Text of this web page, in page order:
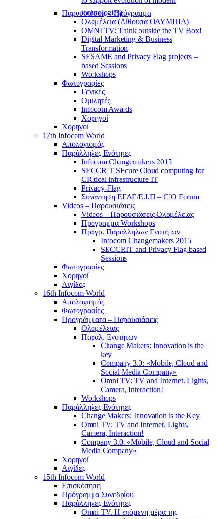
technologies)
Παρουσιάσεις – Πρόγραμμα
Ολομέλεια (Αίθουσα ΟΛΥΜΠΙΑ)
OMNI TV: Think outside the TV Box!
Digital Marketing & Business
Transformation
SESAME and Privacy Flag projects –
based Sessions
Workshops
Φωτογραφίες
Γενικές
Ομιλητές
Infocom Awards
Χορηγοί
Χορηγοί
17th Infocom World
Απολογισμός
Παράλληλες Ενότητες
Infocom Changemakers 2015
SECCRIT SEcure Cloud computing for
CRitical infrastructure IT
Privacy-Flag
Συνάντηση ΕΕΔΕ/Ε.Ι.Π – CIO Forum
Videos – Παρουσιάσεις
Videos – Παρουσιάσεις Ολομέλειας
Πρόγραμμα Workshops
Προγρ. Παράλληλων Ενοτήτων
Infocom Changemakers 2015
SECCRIT and Privacy Flag based
Sessions
Φωτογραφίες
Χορηγοί
Αιγίδες
16th Infocom World
Απολογισμός
Φωτογραφίες
Προγράμματα – Παρουσιάσεις
Ολομέλειας
Παράλ. Ενοτήτων
Change Makers: Innovation is the
key
Company 3.0: «Mobile, Cloud and
Social Media Company»
Omni TV: TV and Internet. Lights,
Camera, Interaction!
Workshops
Παράλληλες Ενότητες
Change Makers: Innovation is the Key
Omni TV: TV and Internet. Lights,
Camera, Interaction!
Company 3.0: «Mobile, Cloud and Social
Media Company»
Χορηγοί
Αιγίδες
15th Infocom World
Επισκόπηση
Πρόγραμμα Συνεδρίου
Παράλληλες Ενότητες
Omni TV. Η επόμενη μέρα της